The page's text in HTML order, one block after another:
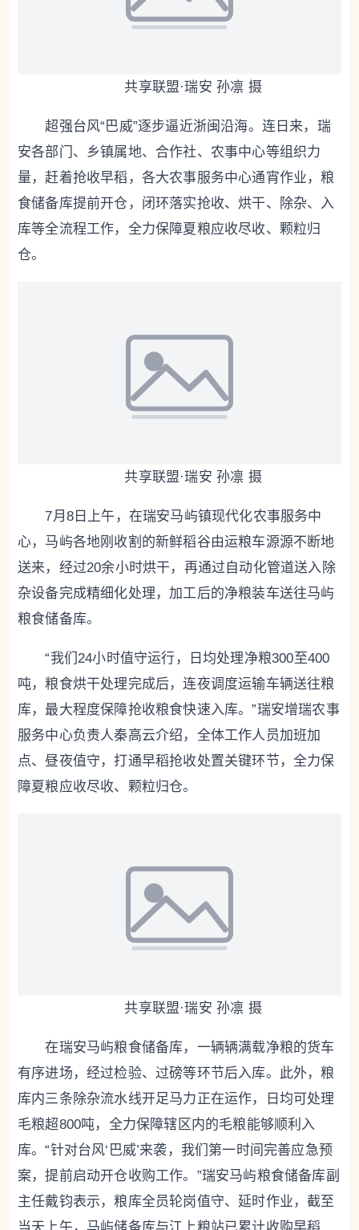
共享联盟·瑞安 孙凛 摄
超强台风“巴威”逐步逼近浙闽沿海。连日来，瑞
安各部门、乡镇属地、合作社、农事中心等组织力
量，赶着抢收早稻，各大农事服务中心通宵作业，粮
食储备库提前开仓，闭环落实抢收、烘干、除杂、入
库等全流程工作，全力保障夏粮应收尽收、颗粒归
仓。
共享联盟·瑞安 孙凛 摄
7月8日上午，在瑞安马屿镇现代化农事服务中
心，马屿各地刚收割的新鲜稻谷由运粮车源源不断地
送来，经过20余小时烘干，再通过自动化管道送入除
杂设备完成精细化处理，加工后的净粮装车送往马屿
粮食储备库。
“我们24小时值守运行，日均处理净粮300至400
吨，粮食烘干处理完成后，连夜调度运输车辆送往粮
库，最大程度保障抢收粮食快速入库。”瑞安增瑞农事
服务中心负责人秦高云介绍，全体工作人员加班加
点、昼夜值守，打通早稻抢收处置关键环节，全力保
障夏粮应收尽收、颗粒归仓。
共享联盟·瑞安 孙凛 摄
在瑞安马屿粮食储备库，一辆辆满载净粮的货车
有序进场，经过检验、过磅等环节后入库。此外，粮
库内三条除杂流水线开足马力正在运作，日均可处理
毛粮超800吨，全力保障辖区内的毛粮能够顺利入
库。“针对台风‘巴威’来袭，我们第一时间完善应急预
案，提前启动开仓收购工作。”瑞安马屿粮食储备库副
主任戴钧表示，粮库全员轮岗值守、延时作业，截至